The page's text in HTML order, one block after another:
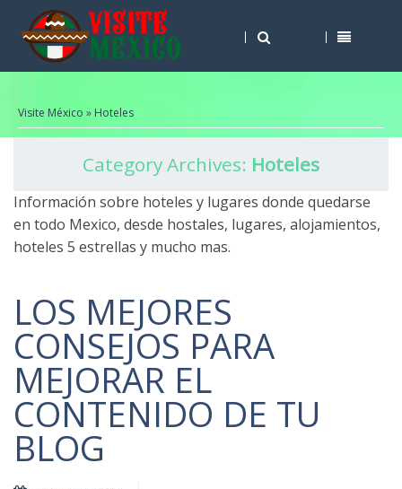
Visite México » Hoteles
Category Archives: Hoteles
Información sobre hoteles y lugares donde quedarse
en todo Mexico, desde hostales, lugares, alojamientos,
hoteles 5 estrellas y mucho mas.
LOS MEJORES
CONSEJOS PARA
MEJORAR EL
CONTENIDO DE TU
BLOG